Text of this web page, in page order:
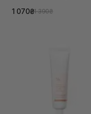
1 070₴1 390₴